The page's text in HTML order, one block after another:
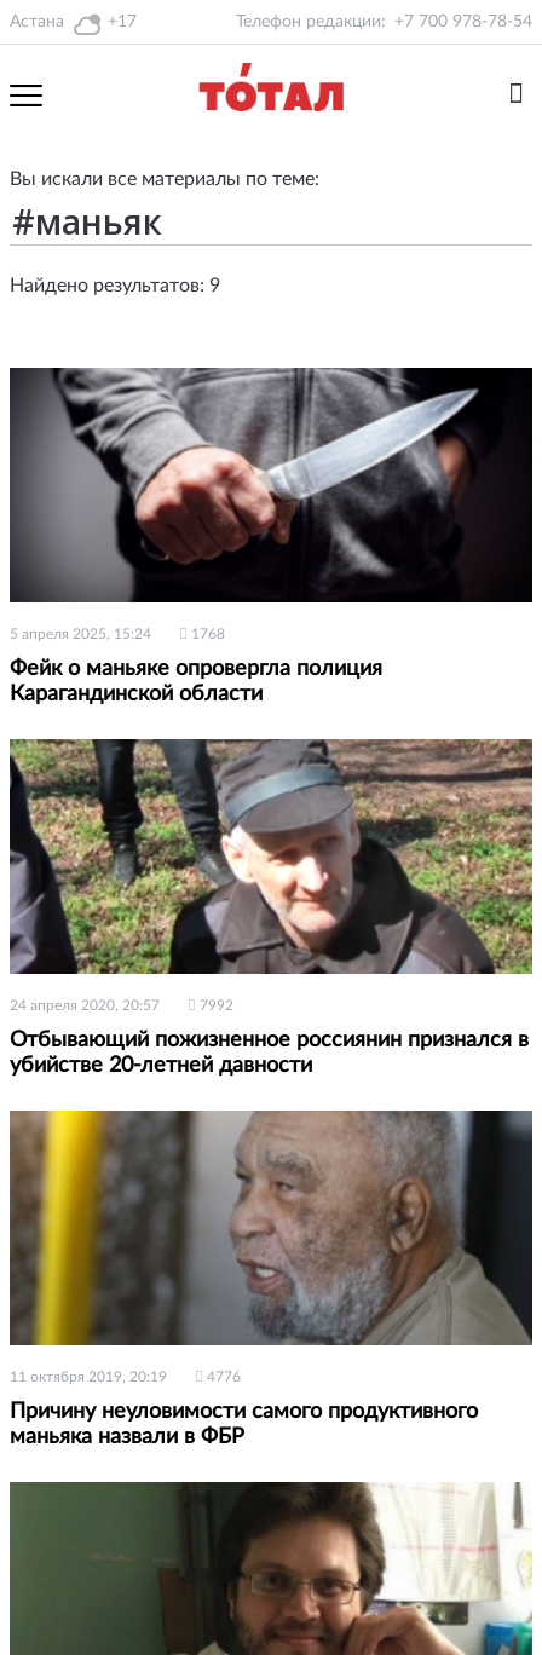
Астана +17 Телефон редакции: +7 700 978-78-54
Вы искали все материалы по теме:
Найдено результатов: 9
5 апреля 2025, 15:24 1768
Фейк о маньяке опровергла полиция
Карагандинской области
24 апреля 2020, 20:57 7992
Отбывающий пожизненное россиянин признался в
убийстве 20-летней давности
11 октября 2019, 20:19 4776
Причину неуловимости самого продуктивного
маньяка назвали в ФБР